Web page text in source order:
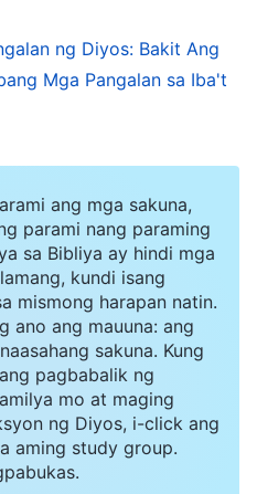
buhay sa pagsunod
ng Kanyang
ibig para sa Diyos at
sa sandali ng
ka. Sa
Peter lamang ang
Jesus ay ang
ang ipinako nang
Nakikita ko mula sa
ni Pedro ang mga
ng Diyos: Bakit Ang
Mga Pangalan sa Iba't
ang mga sakuna,
parami nang paraming
sa Bibliya ay hindi mga
kundi isang
mismong harapan natin.
ano ang mauuna: ang
sakuna. Kung
pagbabalik ng
mo at maging
ng Diyos, i-click ang
aming study group.